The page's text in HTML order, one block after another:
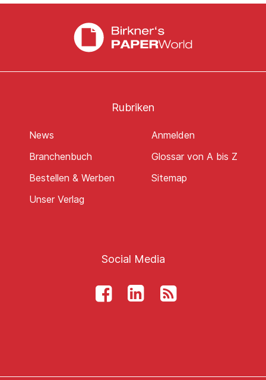
Rubriken
News
Branchenbuch
Bestellen & Werben
Unser Verlag
Anmelden
Glossar von A bis Z
Sitemap
Social Media